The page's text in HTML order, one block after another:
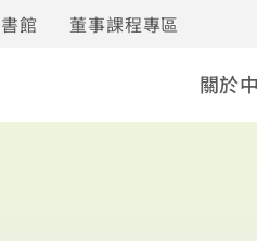
館 董事課程專區
關於